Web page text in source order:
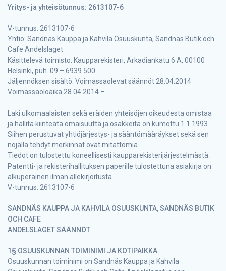
Yritys- ja yhteisötunnus: 2613107-6
V-tunnus: 2613107-6
Yhtiö: Sandnäs Kauppa ja Kahvila Osuuskunta, Sandnäs Butik och
Cafe Andelslaget
Käsittelevä toimisto: Kaupparekisteri, Arkadiankatu 6 A, 00100
Helsinki, puh. 09 – 6939 500
Jäljennöksen sisältö: Voimassaolevat säännöt 28.04.2014
Voimassaoloaika 28.04.2014 –
Laki ulkomaalaisten sekä eräiden yhteisöjen oikeudesta omistaa
ja hallita kiinteätä omaisuutta ja osakkeita on kumottu 1.1.1993.
Siihen perustuvat yhtiöjärjestys- ja sääntömääräykset sekä sen
nojalla tehdyt merkinnät ovat mitättömiä.
Tiedot on tulostettu koneellisesti kaupparekisterijärjestelmästä.
Patentti- ja rekisterihallituksen paperille tulostettuna asiakirja on
alkuperäinen ilman allekirjoitusta.
V-tunnus: 2613107-6
SANDNÄS KAUPPA JA KAHVILA OSUUSKUNTA, SANDNÄS BUTIK
OCH CAFE
ANDELSLAGET SÄÄNNÖT
1§ OSUUSKUNNAN TOIMINIMI JA KOTIPAIKKA
Osuuskunnan toiminimi on Sandnäs Kauppa ja Kahvila